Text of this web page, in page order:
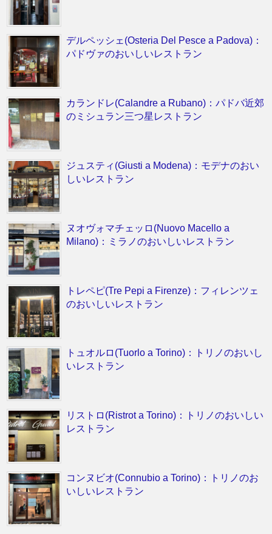
デルペッシェ(Osteria Del Pesce a Padova)：
パドヴァのおいしいレストラン
カランドレ(Calandre a Rubano)：パドバ近郊
のミシュラン三つ星レストラン
ジュスティ(Giusti a Modena)：モデナのおい
しいレストラン
ヌオヴォマチェッロ(Nuovo Macello a
Milano)：ミラノのおいしいレストラン
トレペピ(Tre Pepi a Firenze)：フィレンツェ
のおいしいレストラン
トュオルロ(Tuorlo a Torino)：トリノのおいし
いレストラン
リストロ(Ristrot a Torino)：トリノのおいしい
レストラン
コンヌビオ(Connubio a Torino)：トリノのお
いしいレストラン